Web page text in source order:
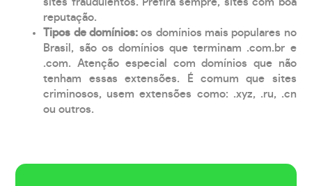
reputação.
Tipos de domínios:os domínios mais populares no
Brasil, são os domínios que terminam .com.br e
.com. Atenção especial com domínios que não
tenham essas extensões. É comum que sites
criminosos, usem extensões como: .xyz, .ru, .cn
ou outros.